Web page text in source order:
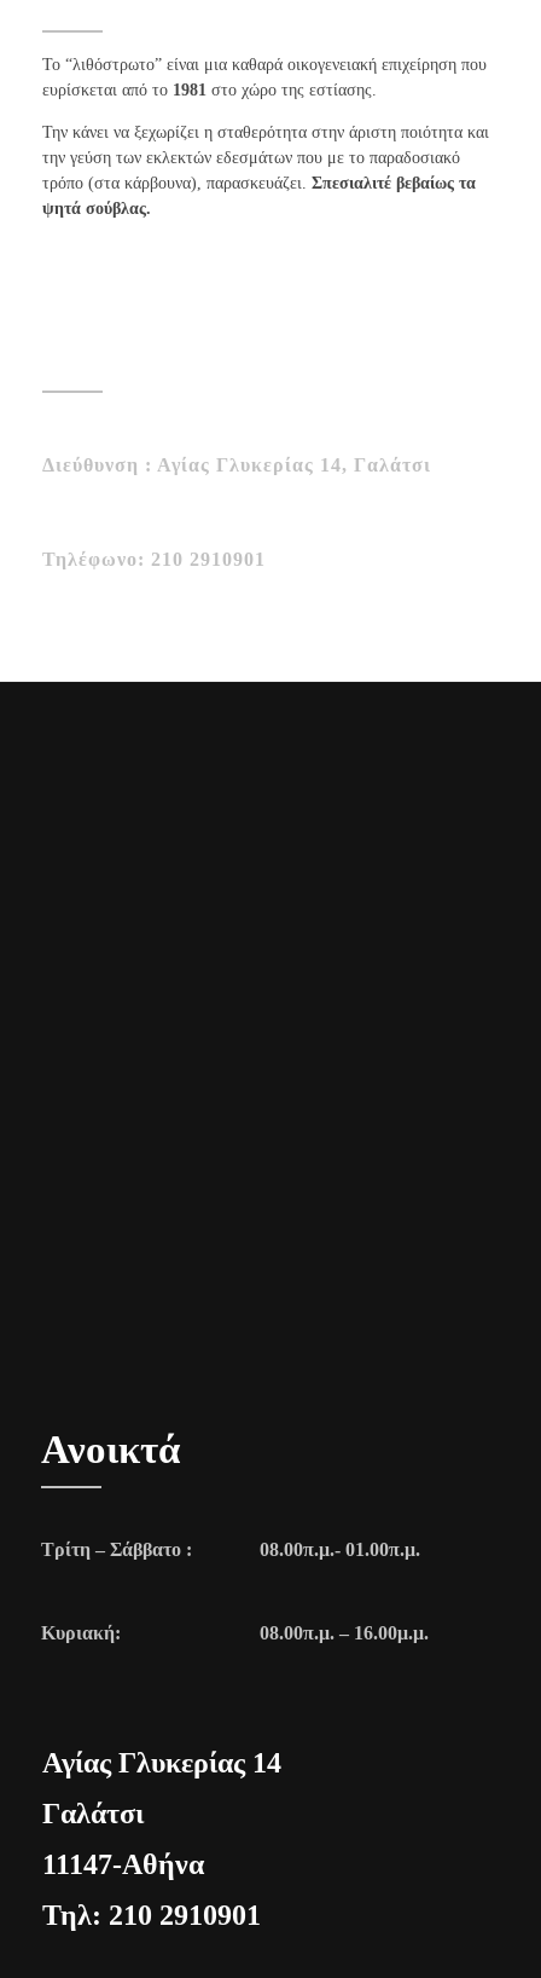
Το “λιθόστρωτο” είναι μια καθαρά οικογενειακή επιχείρηση που
ευρίσκεται από το 1981 στο χώρο της εστίασης.
Την κάνει να ξεχωρίζει η σταθερότητα στην άριστη ποιότητα και
την γεύση των εκλεκτών εδεσμάτων που με το παραδοσιακό
τρόπο (στα κάρβουνα), παρασκευάζει. Σπεσιαλιτέ βεβαίως τα
ψητά σούβλας.
Διεύθυνση : Αγίας Γλυκερίας 14, Γαλάτσι
Τηλέφωνο: 210 2910901
Ανοικτά
Τρίτη – Σάββατο : 08.00π.μ.- 01.00π.μ.
Κυριακή: 08.00π.μ. – 16.00μ.μ.
Αγίας Γλυκερίας 14
Γαλάτσι
11147-Αθήνα
Τηλ: 210 2910901